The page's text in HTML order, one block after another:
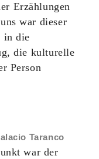
Erzählungen
war dieser
in die
die kulturelle
Person
Taranco
war der